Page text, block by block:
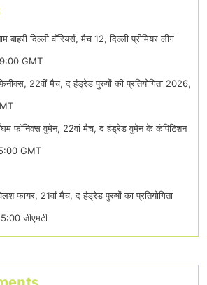
बाहरी दिल्ली वॉरियर्स, मैच 12, दिल्ली प्रीमियर लीग
GMT
22वीं मैच, द हंड्रेड पुरुषों की प्रतियोगिता 2026,
फॉनिक्स वुमेन, 22वां मैच, द हंड्रेड वुमेन के कंपिटिशन
GMT
फायर, 21वां मैच, द हंड्रेड पुरुषों का प्रतियोगिता
जीएमटी